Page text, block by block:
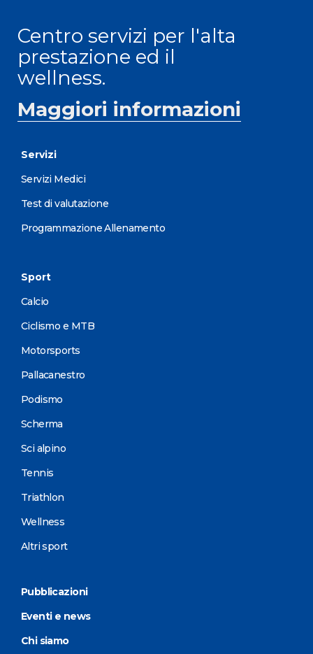
Centro servizi per l'alta
prestazione ed il
wellness.
Maggiori informazioni
Servizi
Servizi Medici
Test di valutazione
Programmazione Allenamento
Sport
Calcio
Ciclismo e MTB
Motorsports
Pallacanestro
Podismo
Scherma
Sci alpino
Tennis
Triathlon
Wellness
Altri sport
Pubblicazioni
Eventi e news
Chi siamo